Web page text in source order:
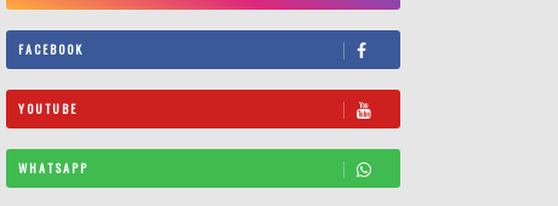
FACEBOOK
YOUTUBE
WHATSAPP